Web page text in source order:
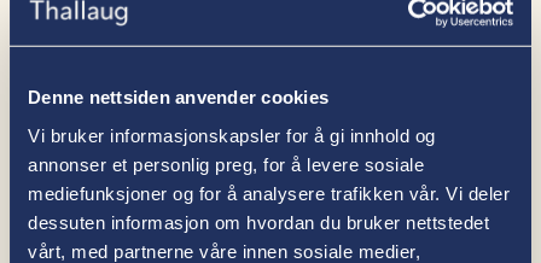
Denne nettsiden anvender cookies
Vi bruker informasjonskapsler for å gi innhold og
annonser et personlig preg, for å levere sosiale
mediefunksjoner og for å analysere trafikken vår. Vi deler
dessuten informasjon om hvordan du bruker nettstedet
vårt, med partnerne våre innen sosiale medier,
De popper opp, kamerabommene på private veger. Men, er det
egentlig lov?
begrensninger.